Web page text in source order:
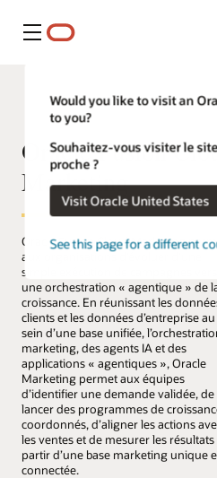
Menu
Would you like to visit an
to you?
Souhaitez-vous visiter le
proche ?
Visit Oracle United States
See this page for a different
Oracle Fusion
Marketing
Oracle Fusion Cloud Marketing
aux organisations d’évoluer d’une
simple exécution de campagnes vers
une orchestration « agentique » de
croissance. En réunissant les
clients et les données d’entreprise au
sein d’une base unifiée,
marketing, des agents IA et des
applications « agentiques », Oracle
Marketing permet aux équipes
d’identifier une demande validée, de
lancer des programmes de
coordonnés, d’aligner les actions
les ventes et de mesurer les résultats
partir d’une base marketing unique
connectée.